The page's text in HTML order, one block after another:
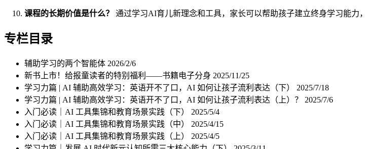
课程的长期价值是什么？ 通过学习AI育儿新理念和工具，家长可以帮助孩子建立终身学习能力
专栏目录
辅助学习的两个智能体 2026/2/6
新书上市！给报童读者的特别福利——书籍电子分身 2025/11/25
学习力篇 | AI 辅助高效学习：英语开不了口，AI 如何让孩子流利表达（下） 2025/7/18
学习力篇 | AI 辅助高效学习：英语开不了口，AI 如何让孩子流利表达（上）？ 2025/7/6
入门必读｜AI 工具集锦和教育场景实践（下） 2025/5/4
入门必读｜AI 工具集锦和教育场景实践（中） 2025/4/15
入门必读｜AI 工具集锦和教育场景实践（上） 2025/4/5